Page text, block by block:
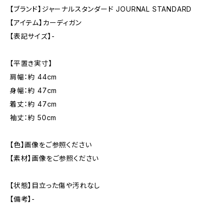
【ブランド】ジャーナルスタンダード JOURNAL STANDARD
【アイテム】カーディガン
【表記サイズ】-
【平置き実寸】
肩幅：約 44cm
身幅：約 47cm
着丈：約 47cm
袖丈：約 50cm
【色】画像をご参照ください
【素材】画像をご参照ください
【状態】目立った傷や汚れなし
【備考】-